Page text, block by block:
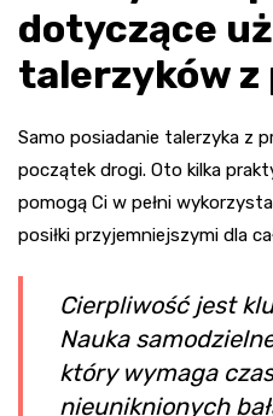
dotyczące
talerzyków z
Samo posiadanie talerzyka z
początek drogi. Oto kilka
pomogą Ci w pełni
posiłki przyjemniejszymi dla
Cierpliwość jest
Nauka
który wymaga
nieuniknionych